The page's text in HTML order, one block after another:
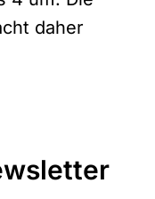
daher